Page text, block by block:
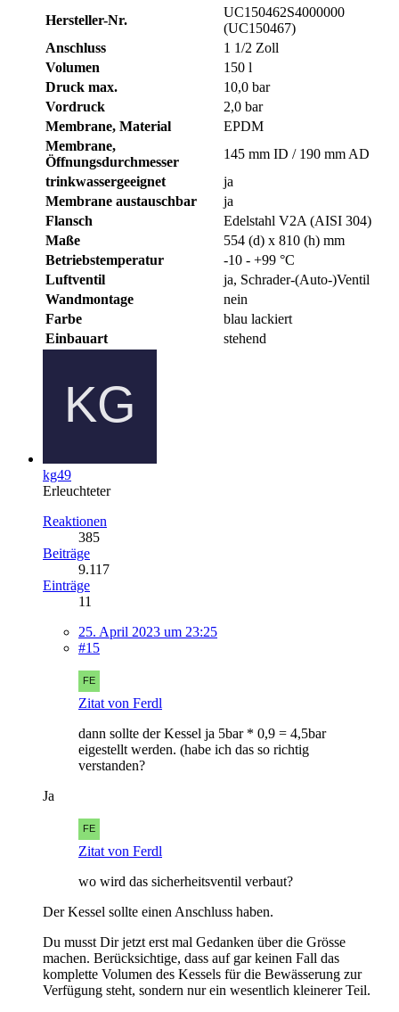
Hersteller-Nr.
UC150462S4000000
(UC150467)
Anschluss
1 1/2 Zoll
Volumen
150 l
Druck max.
10,0 bar
Vordruck
2,0 bar
Membrane, Material
EPDM
Membrane,
Öffnungsdurchmesser
145 mm ID / 190 mm AD
trinkwassergeeignet
ja
Membrane austauschbar
ja
Flansch
Edelstahl V2A (AISI 304)
Maße
554 (d) x 810 (h) mm
Betriebstemperatur
-10 - +99 °C
Luftventil
ja, Schrader-(Auto-)Ventil
Wandmontage
nein
Farbe
blau lackiert
Einbauart
stehend
kg49
Erleuchteter
Reaktionen
385
Beiträge
9.117
Einträge
11
25. April 2023 um 23:25
#15
Zitat von Ferdl
dann sollte der Kessel ja 5bar * 0,9 = 4,5bar
eigestellt werden. (habe ich das so richtig
verstanden?
Ja
Zitat von Ferdl
wo wird das sicherheitsventil verbaut?
Der Kessel sollte einen Anschluss haben.
Du musst Dir jetzt erst mal Gedanken über die Grösse
machen. Berücksichtige, dass auf gar keinen Fall das
komplette Volumen des Kessels für die Bewässerung zur
Verfügung steht, sondern nur ein wesentlich kleinerer Teil.